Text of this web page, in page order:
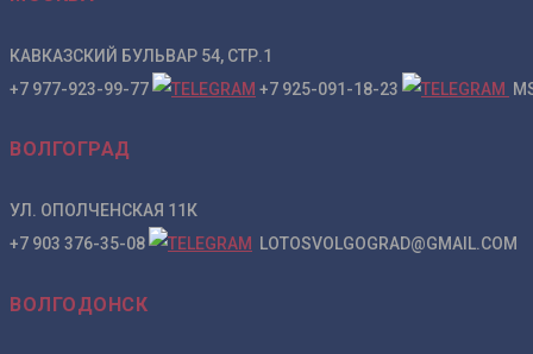
КАВКАЗСКИЙ БУЛЬВАР 54, СТР.1
+7 977-923-99-77
+7 925-091-18-23
ВОЛГОГРАД
УЛ. ОПОЛЧЕНСКАЯ 11К
+7 903 376-35-08
LOTOSVOLGOGRAD@GMAIL.COM
ВОЛГОДОНСК